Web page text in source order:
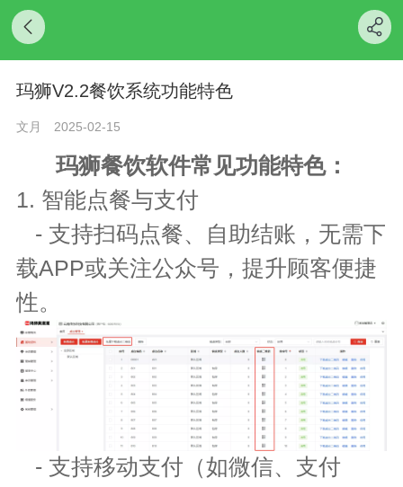
玛狮V2.2餐饮系统功能特色
文月 2025-02-15
玛狮餐饮软件常见功能特色：
1. 智能点餐与支付
- 支持扫码点餐、自助结账，无需下
载APP或关注公众号，提升顾客便捷
性。
- 支持移动支付（如微信、支付